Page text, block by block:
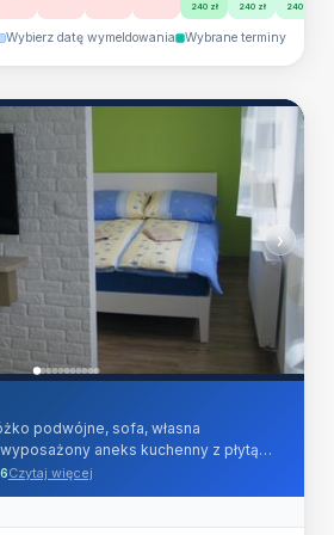
240 zł 240 zł 240 zł
Wybierz datę wymeldowania Wybrane terminy
›
podwójne, sofa, własna
aneks kuchenny z płytą
kuchenka mikrofalowa,
LCD HD 32 cale, TV kablowa (ponad
Czytaj więcej